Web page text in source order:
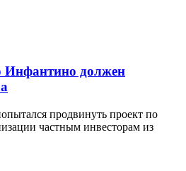
Инфантино должен
продвинуть проект по
частным инвесторам из